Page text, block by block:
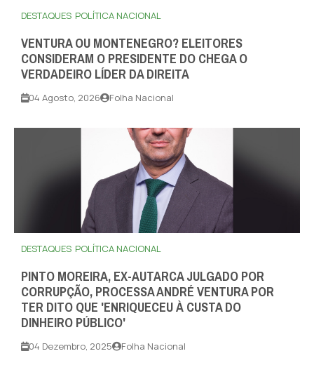
DESTAQUES POLÍTICA NACIONAL
VENTURA OU MONTENEGRO? ELEITORES
CONSIDERAM O PRESIDENTE DO CHEGA O
VERDADEIRO LÍDER DA DIREITA
04 Agosto, 2026 Folha Nacional
DESTAQUES POLÍTICA NACIONAL
PINTO MOREIRA, EX-AUTARCA JULGADO POR
CORRUPÇÃO, PROCESSA ANDRÉ VENTURA POR
TER DITO QUE 'ENRIQUECEU À CUSTA DO
DINHEIRO PÚBLICO'
04 Dezembro, 2025 Folha Nacional